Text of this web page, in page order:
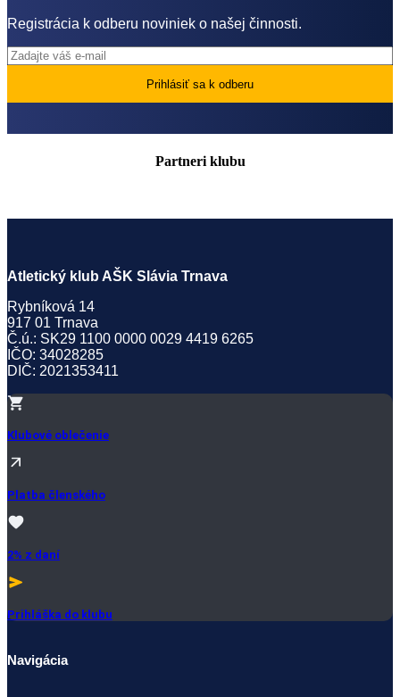
Registrácia k odberu noviniek o našej činnosti.
Partneri klubu
Atletický klub AŠK Slávia Trnava
Rybníková 14
917 01 Trnava
Č.ú.: SK29 1100 0000 0029 4419 6265
IČO: 34028285
DIČ: 2021353411
Klubové oblečenie
Platba členského
2% z daní
Prihláška do klubu
Navigácia